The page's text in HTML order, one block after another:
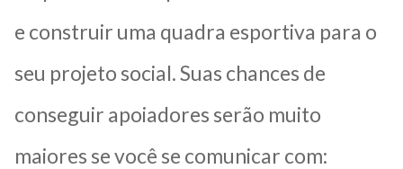
e construir uma quadra esportiva para o
seu projeto social. Suas chances de
conseguir apoiadores serão muito
maiores se você se comunicar com: